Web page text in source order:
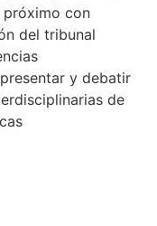
próximo con
del tribunal
y debatir
de